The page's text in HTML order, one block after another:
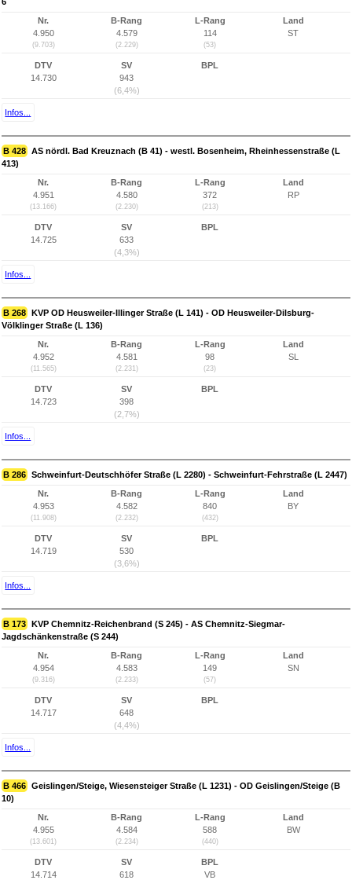
Nr.
4.950
(9.703)
B-Rang
4.579
(2.229)
L-Rang
114
(53)
Land
ST
DTV
14.730
SV
943
(6,4%)
BPL
Infos...
B 428 AS nördl. Bad Kreuznach (B 41) - westl. Bosenheim, Rheinhessenstraße (L
413)
Nr.
4.951
(13.166)
B-Rang
4.580
(2.230)
L-Rang
372
(213)
Land
RP
DTV
14.725
SV
633
(4,3%)
BPL
Infos...
B 268 KVP OD Heusweiler-Illinger Straße (L 141) - OD Heusweiler-Dilsburg-
Völklinger Straße (L 136)
Nr.
4.952
(11.565)
B-Rang
4.581
(2.231)
L-Rang
98
(23)
Land
SL
DTV
14.723
SV
398
(2,7%)
BPL
Infos...
B 286 Schweinfurt-Deutschhöfer Straße (L 2280) - Schweinfurt-Fehrstraße (L 2447)
Nr.
4.953
(11.908)
B-Rang
4.582
(2.232)
L-Rang
840
(432)
Land
BY
DTV
14.719
SV
530
(3,6%)
BPL
Infos...
B 173 KVP Chemnitz-Reichenbrand (S 245) - AS Chemnitz-Siegmar-
Jagdschänkenstraße (S 244)
Nr.
4.954
(9.316)
B-Rang
4.583
(2.233)
L-Rang
149
(57)
Land
SN
DTV
14.717
SV
648
(4,4%)
BPL
Infos...
B 466 Geislingen/Steige, Wiesensteiger Straße (L 1231) - OD Geislingen/Steige (B
10)
Nr.
4.955
(13.601)
B-Rang
4.584
(2.234)
L-Rang
588
(440)
Land
BW
DTV
14.714
SV
618
BPL
VB